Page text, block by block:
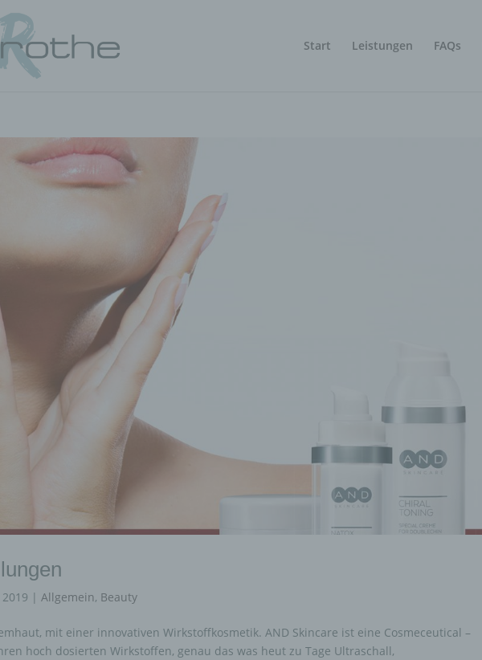
Start Leistungen FAQs
| Allgemein, Beauty
mit einer innovativen Wirkstoffkosmetik. AND Skincare ist eine Cosmeceutical –
hoch dosierten Wirkstoffen, genau das was heut zu Tage Ultraschall,